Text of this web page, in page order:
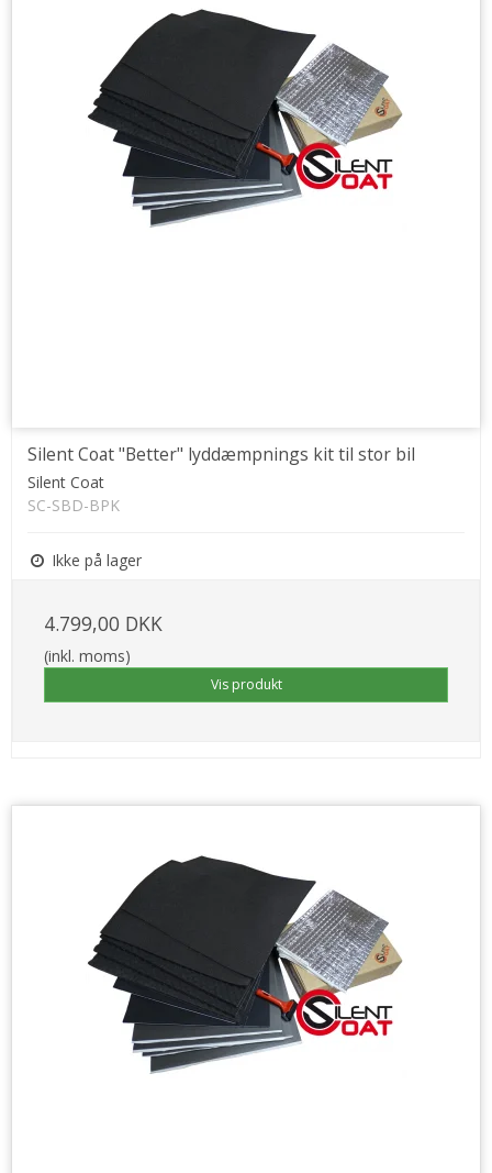
Silent Coat "Better" lyddæmpnings kit til stor bil
Silent Coat
SC-SBD-BPK
Ikke på lager
4.799,00 DKK
(inkl. moms)
Vis produkt